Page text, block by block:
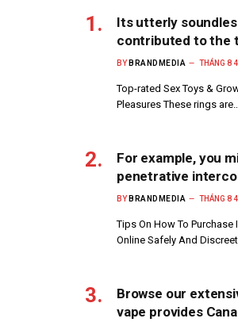
Its utterly
contributed to the
BY BRANDMEDIA THÁNG 8
Top-rated Sex Toys &
Pleasures These rings
For example, you
penetrative
BY BRANDMEDIA THÁNG 8
Tips On How To Purchase
Online Safely And
Browse our
vape provides